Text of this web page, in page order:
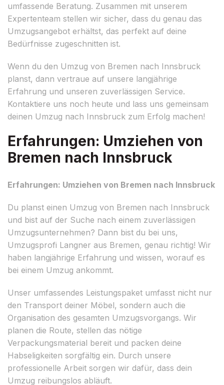
umfassende Beratung. Zusammen mit unserem
Expertenteam stellen wir sicher, dass du genau das
Umzugsangebot erhältst, das perfekt auf deine
Bedürfnisse zugeschnitten ist.
Wenn du den Umzug von Bremen nach Innsbruck
planst, dann vertraue auf unsere langjährige
Erfahrung und unseren zuverlässigen Service.
Kontaktiere uns noch heute und lass uns gemeinsam
deinen Umzug nach Innsbruck zum Erfolg machen!
Erfahrungen: Umziehen von
Bremen nach Innsbruck
Erfahrungen: Umziehen von Bremen nach Innsbruck
Du planst einen Umzug von Bremen nach Innsbruck
und bist auf der Suche nach einem zuverlässigen
Umzugsunternehmen? Dann bist du bei uns,
Umzugsprofi Langner aus Bremen, genau richtig! Wir
haben langjährige Erfahrung und wissen, worauf es
bei einem Umzug ankommt.
Unser umfassendes Leistungspaket umfasst nicht nur
den Transport deiner Möbel, sondern auch die
Organisation des gesamten Umzugsvorgangs. Wir
planen die Route, stellen das nötige
Verpackungsmaterial bereit und packen deine
Habseligkeiten sorgfältig ein. Durch unsere
professionelle Arbeit sorgen wir dafür, dass dein
Umzug reibungslos abläuft.